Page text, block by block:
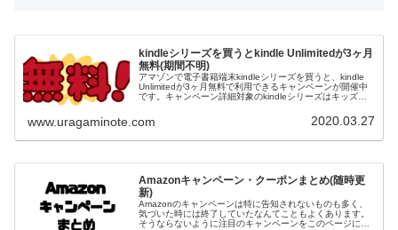
kindleシリーズを買うとkindle Unlimitedが3ヶ月
無料(期間不明)
アマゾンで電子書籍端末kindleシリーズを買うと、kindle
Unlimitedが3ヶ月無料で利用できるキャンペーンが開催中
です。キャンペーン詳細対象のkindleシリーズはキッズモ
www.uragaminote.com 2020.03.27
Amazonキャンペーン・クーポンまとめ(随時更
新)
Amazonのキャンペーンは特に告知されないものも多く、
気づいた時には終了していたなんてこともよくあります。
そうならないように注目のキャンペーンをこのページにピ